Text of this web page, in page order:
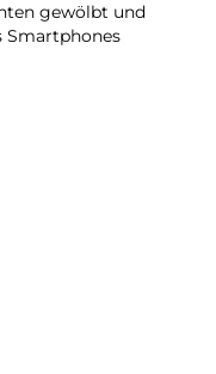
gewölbt und
Smartphones
in den